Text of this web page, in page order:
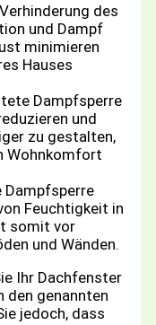
des
und Dampf
minimieren
Hauses
Dampfsperre
und
zu gestalten,
Wohnkomfort
Dampfsperre
Feuchtigkeit in
somit vor
und Wänden.
Ihr Dachfenster
den genannten
jedoch, dass